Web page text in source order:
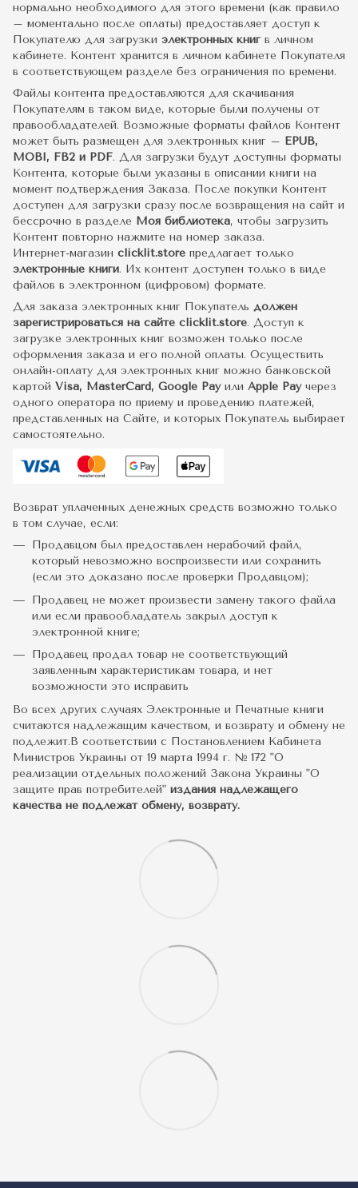
нормально необходимого для этого времени (как правило
– моментально после оплаты) предоставляет доступ к
Покупателю для загрузки электронных книг в личном
кабинете. Контент хранится в личном кабинете Покупателя
в соответствующем разделе без ограничения по времени.
Файлы контента предоставляются для скачивания
Покупателям в таком виде, которые были получены от
правообладателей. Возможные форматы файлов Контент
может быть размещен для электронных книг – EPUB,
MOBI, FB2 и PDF. Для загрузки будут доступны форматы
Контента, которые были указаны в описании книги на
момент подтверждения Заказа. После покупки Контент
доступен для загрузки сразу после возвращения на сайт и
бессрочно в разделе Моя библиотека, чтобы загрузить
Контент повторно нажмите на номер заказа.
Интернет-магазин clicklit.store предлагает только
электронные книги. Их контент доступен только в виде
файлов в электронном (цифровом) формате.
Для заказа электронных книг Покупатель должен
зарегистрироваться на сайте clicklit.store. Доступ к
загрузке электронных книг возможен только после
оформления заказа и его полной оплаты. Осуществить
онлайн-оплату для электронных книг можно банковской
картой Visa, MasterCard, Google Pay или Apple Payчерез
одного оператора по приему и проведению платежей,
представленных на Сайте, и которых Покупатель выбирает
самостоятельно.
Возврат уплаченных денежных средств возможно только
в том случае, если:
Продавцом был предоставлен нерабочий файл,
который невозможно воспроизвести или сохранить
(если это доказано после проверки Продавцом);
Продавец не может произвести замену такого файла
или если правообладатель закрыл доступ к
электронной книге;
Продавец продал товар не соответствующий
заявленным характеристикам товара, и нет
возможности это исправить
Во всех других случаях Электронные и Печатные книги
считаются надлежащим качеством, и возврату и обмену не
подлежит.В соответствии с Постановлением Кабинета
Министров Украины от 19 марта 1994 г. № 172 "О
реализации отдельных положений Закона Украины "О
защите прав потребителей" издания надлежащего
качества не подлежат обмену, возврату.